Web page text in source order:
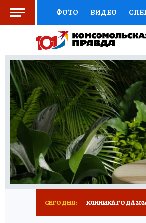
ФОТО ВИДЕО
СОЦПОДДЕРЖКА
ВЫБОР ЭКСПЕРТОВ
КНИЖНАЯ ПОЛКА
ПРЕСС-ЦЕНТР
РАДИО КП РЕКЛАМА
СЕГОДНЯ: КЛИНИКА ГОДА